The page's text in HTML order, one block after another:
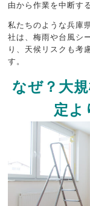
由から作業を中断す
私たちのような兵庫
社は、梅雨や台風シ
り、天候リスクも考
す。
なぜ？大
定よ